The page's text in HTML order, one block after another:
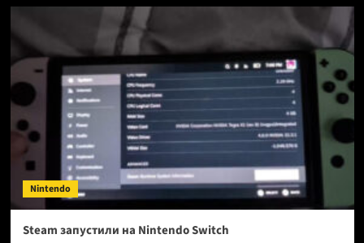
Nintendo
Steam запустили на Nintendo Switch